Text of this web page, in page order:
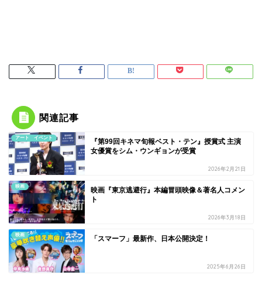
関連記事
アート イベント
『第99回キネマ旬報ベスト・テン』授賞式 主演
女優賞をシム・ウンギョンが受賞
2026年2月21日
映画
映画『東京逃避行』本編冒頭映像＆著名人コメン
ト
2026年3月18日
映画 「スマーフ」最新作、日本公開決定！
2025年6月26日